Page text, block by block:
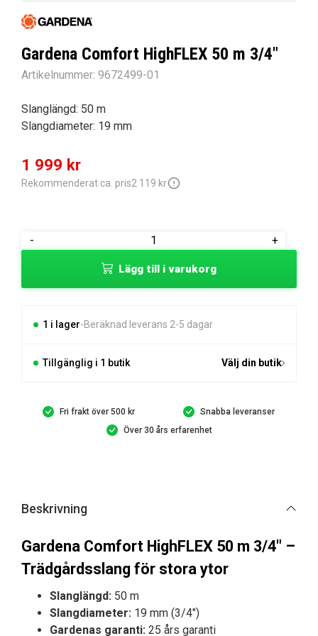
Gardena Comfort HighFLEX 50 m 3/4″
Artikelnummer: 9672499-01
Slanglängd: 50 m
Slangdiameter: 19 mm
Det
ursprungliga
2
1 999 kr
Det
nuvarande
1
Rekommenderat ca. pris2 119 kr
-
Gardena
Comfort
50
3/4"
+
Lägg till i varukorg
1 i lager Beräknad leverans 2-5 dagar
Tillgänglig i 1 butik Välj din butik
Fri frakt över 500 kr
Snabba leveranser
Över 30 års erfarenhet
Beskrivning
Gardena Comfort HighFLEX 50 m 3/4″ –
Trädgårdsslang för stora ytor
Slanglängd: 50 m
Slangdiameter: 19 mm (3/4″)
Gardenas garanti: 25 års garanti